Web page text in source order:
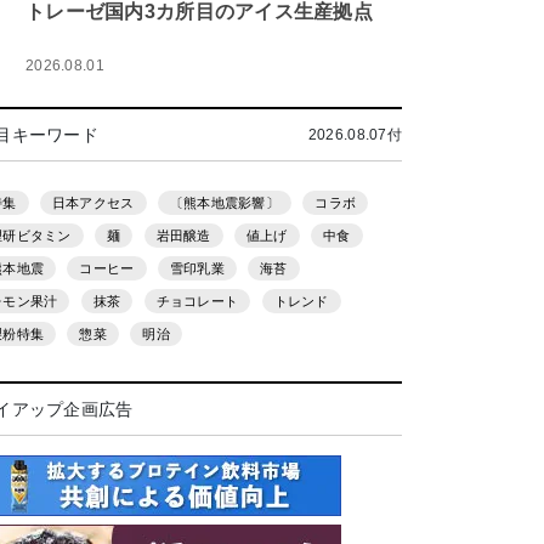
トレーゼ国内3カ所目のアイス生産拠点
2026.08.01
キーワード 2026.08.07付
集 日本アクセス 〔熊本地震影響〕 コラボ
研ビタミン 麺 岩田醸造 値上げ 中食
本地震 コーヒー 雪印乳業 海苔
モン果汁 抹茶 チョコレート トレンド
粉特集 惣菜 明治
アップ企画広告